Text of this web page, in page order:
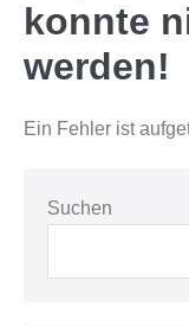
konnte
werden!
Ein Fehler ist
Suchen